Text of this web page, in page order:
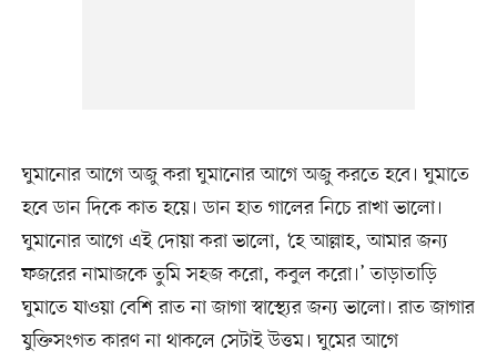
ঘুমানোর আগে অজু করা ঘুমানোর আগে অজু করতে হবে। ঘুমাতে
হবে ডান দিকে কাত হয়ে। ডান হাত গালের নিচে রাখা ভালো।
ঘুমানোর আগে এই দোয়া করা ভালো, ‘হে আল্লাহ, আমার জন্য
ফজরের নামাজকে তুমি সহজ করো, কবুল করো।’ তাড়াতাড়ি
ঘুমাতে যাওয়া বেশি রাত না জাগা স্বাস্থ্যের জন্য ভালো। রাত জাগার
যুক্তিসংগত কারণ না থাকলে সেটাই উত্তম। ঘুমের আগে